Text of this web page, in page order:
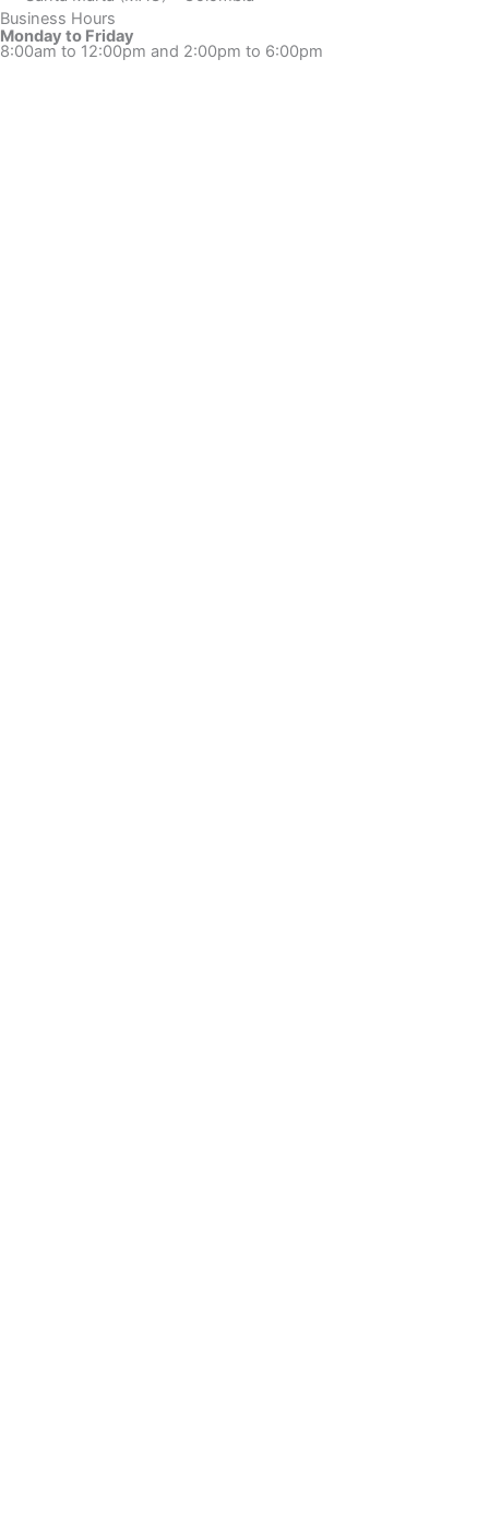
m
Business Hours
Monday to Friday
8:00am to 12:00pm and 2:00pm to 6:00pm